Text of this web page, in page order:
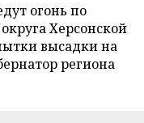
огонь по
Херсонской
высадки на
региона